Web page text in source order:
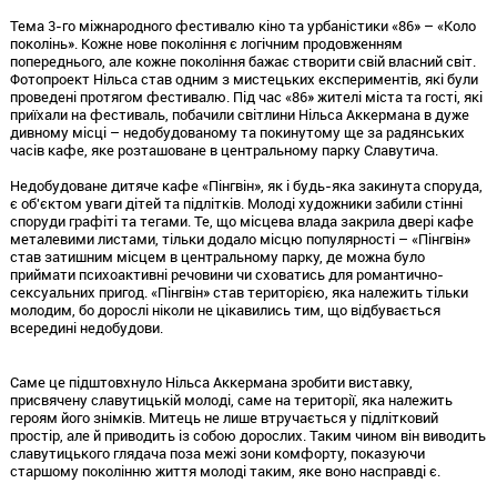
Тема 3-го міжнародного фестивалю кіно та урбаністики «86» – «Коло
поколінь». Кожне нове покоління є логічним продовженням
попереднього, але кожне покоління бажає створити свій власний світ.
Фотопроект Нільса став одним з мистецьких експериментів, які були
проведені протягом фестивалю. Під час «86» жителі міста та гості, які
приїхали на фестиваль, побачили світлини Нільса Аккермана в дуже
дивному місці – недобудованому та покинутому ще за радянських
часів кафе, яке розташоване в центральному парку Славутича.
Недобудоване дитяче кафе «Пінгвін», як і будь-яка закинута споруда,
є об'єктом уваги дітей та підлітків. Молоді художники забили стінні
споруди графіті та тегами. Те, що місцева влада закрила двері кафе
металевими листами, тільки додало місцю популярності – «Пінгвін»
став затишним місцем в центральному парку, де можна було
приймати психоактивні речовини чи сховатись для романтично-
сексуальних пригод. «Пінгвін» став територією, яка належить тільки
молодим, бо дорослі ніколи не цікавились тим, що відбувається
всередині недобудови.
Саме це підштовхнуло Нільса Аккермана зробити виставку,
присвячену славутицькій молоді, саме на території, яка належить
героям його знімків. Митець не лише втручається у підлітковий
простір, але й приводить із собою дорослих. Таким чином він виводить
славутицького глядача поза межі зони комфорту, показуючи
старшому поколінню життя молоді таким, яке воно насправді є.